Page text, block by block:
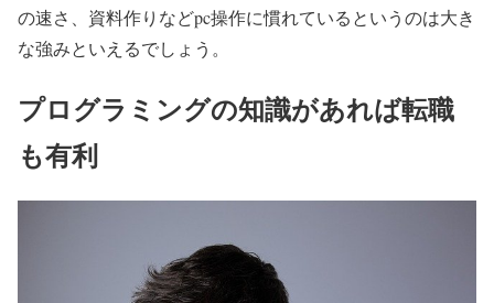
の速さ、資料作りなどpc操作に慣れているというのは大き
な強みといえるでしょう。
プログラミングの知識があれば転職
も有利